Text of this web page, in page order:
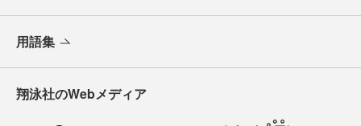
用語集
翔泳社のWebメディア